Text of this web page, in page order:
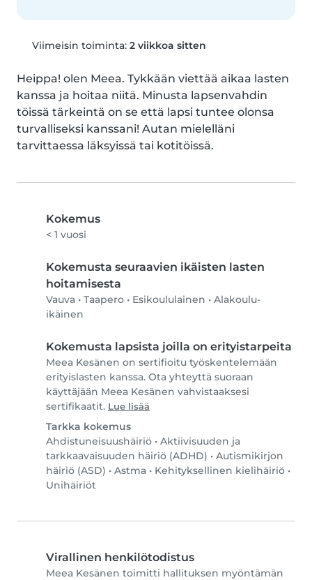
Viimeisin toiminta: 2 viikkoa sitten
Heippa! olen Meea. Tykkään viettää aikaa lasten
kanssa ja hoitaa niitä. Minusta lapsenvahdin
töissä tärkeintä on se että lapsi tuntee olonsa
turvalliseksi kanssani! Autan mielelläni
tarvittaessa läksyissä tai kotitöissä.
Kokemus
< 1 vuosi
Kokemusta seuraavien ikäisten lasten
hoitamisesta
Vauva • Taapero • Esikoululainen • Alakoulu-
ikäinen
Kokemusta lapsista joilla on erityistarpeita
Meea Kesänen on sertifioitu työskentelemään
erityislasten kanssa. Ota yhteyttä suoraan
käyttäjään Meea Kesänen vahvistaaksesi
sertifikaatit. Lue lisää
Tarkka kokemus
Ahdistuneisuushäiriö • Aktiivisuuden ja
tarkkaavaisuuden häiriö (ADHD) • Autismikirjon
häiriö (ASD) • Astma • Kehityksellinen kielihäiriö •
Unihäiriöt
Virallinen henkilötodistus
Meea Kesänen toimitti hallituksen myöntämän